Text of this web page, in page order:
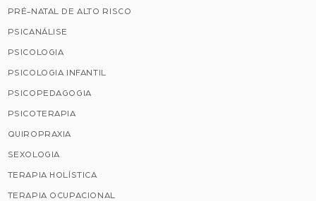
PRÉ-NATAL DE ALTO RISCO
PSICANÁLISE
PSICOLOGIA
PSICOLOGIA INFANTIL
PSICOPEDAGOGIA
PSICOTERAPIA
QUIROPRAXIA
SEXOLOGIA
TERAPIA HOLÍSTICA
TERAPIA OCUPACIONAL